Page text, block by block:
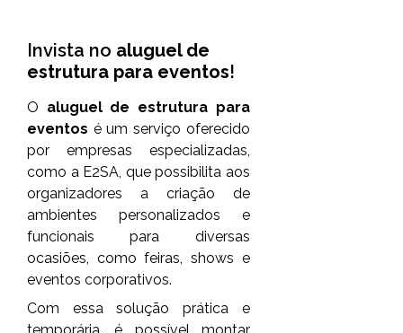
Invista no aluguel de
estrutura para eventos!
O aluguel de estrutura para
eventos é um serviço oferecido
por empresas especializadas,
como a E2SA, que possibilita aos
organizadores a criação de
ambientes personalizados e
funcionais para diversas
ocasiões, como feiras, shows e
eventos corporativos.
Com essa solução prática e
temporária, é possível montar